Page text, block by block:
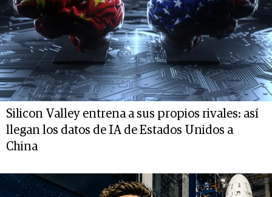
Silicon Valley entrena a sus propios rivales: así
llegan los datos de IA de Estados Unidos a
China